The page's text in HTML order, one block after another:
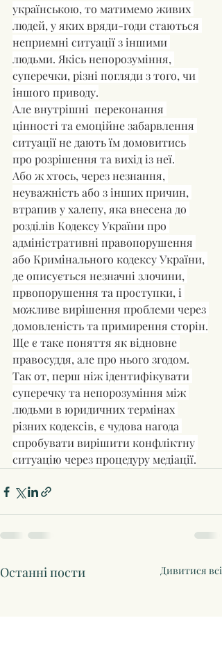
українською, то матимемо живих
людей, у яких вряди-годи стаються
неприємні ситуації з іншими
людьми. Якісь непорозуміння,
суперечки, різні погляди з того, чи
іншого приводу.
Але внутрішні  переконання
цінності та емоційне забарвлення
ситуації не дають їм домовитись
про розрішення та вихід із неї.
Або ж хтось, через незнання,
неуважність або з інших причин,
втрапив у халепу, яка внесена до
розділів Кодексу України про
адміністративні правопорушення
або Кримінального кодексу України,
де описується незначні злочини,
првопорушення та проступки, і
можливе вирішення проблеми через
домовленість та примирення сторін.
Ще є таке поняття як відновне
правосуддя, але про нього згодом.
Так от, перш ніж ідентифікувати
суперечку та непорозуміння між
людьми в юридичних термінах
різних кодексів, є чудова нагода
спробувати вирішити конфліктну
ситуацію через процедуру медіації.
Останні пости Дивитися всі